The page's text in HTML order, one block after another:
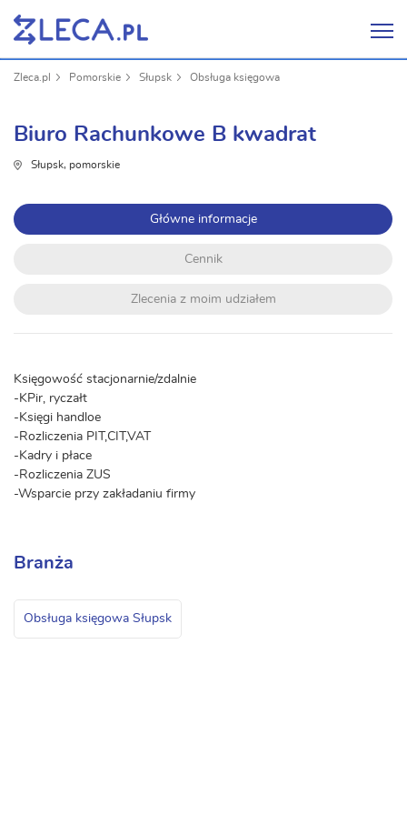
Zleca.pl Pomorskie Słupsk Obsługa księgowa
Biuro Rachunkowe B kwadrat
Słupsk, pomorskie
Główne informacje
Cennik
Zlecenia z moim udziałem
Księgowość stacjonarnie/zdalnie
-KPir, ryczałt
-Księgi handloe
-Rozliczenia PIT,CIT,VAT
-Kadry i płace
-Rozliczenia ZUS
-Wsparcie przy zakładaniu firmy
Branża
Obsługa księgowa Słupsk